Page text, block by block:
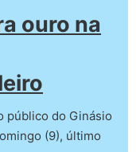
ouro na
público do Ginásio
(9), último